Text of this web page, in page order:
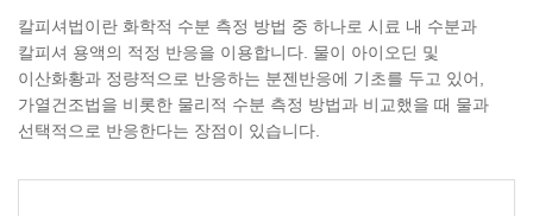
칼피셔법이란 화학적 수분 측정 방법 중 하나로 시료 내 수분과
칼피셔 용액의 적정 반응을 이용합니다. 물이 아이오딘 및
이산화황과 정량적으로 반응하는 분젠반응에 기초를 두고 있어,
가열건조법을 비롯한 물리적 수분 측정 방법과 비교했을 때 물과
선택적으로 반응한다는 장점이 있습니다.